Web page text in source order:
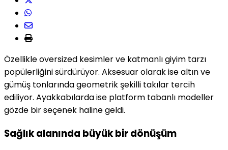
Özellikle oversized kesimler ve katmanlı giyim tarzı
popülerliğini sürdürüyor. Aksesuar olarak ise altın ve
gümüş tonlarında geometrik şekilli takılar tercih
ediliyor. Ayakkabılarda ise platform tabanlı modeller
gözde bir seçenek haline geldi.
Sağlık alanında büyük bir dönüşüm